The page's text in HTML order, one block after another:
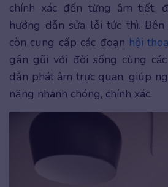
chính xác đến từng âm tiết,
hướng dẫn sửa lỗi tức thì.
còn cung cấp các đoạn hội
gần gũi với đời sống cùng
dẫn phát âm trực quan, giúp
năng nhanh chóng, chính xác.